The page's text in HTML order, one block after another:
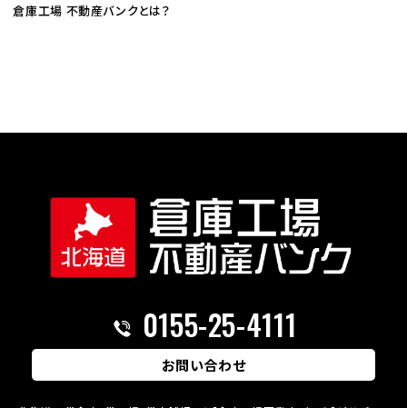
倉庫工場 不動産バンクとは？
0155-25-4111
お問い合わせ